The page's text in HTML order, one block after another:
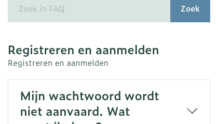
Zoek
Registreren en aanmelden
Registreren en aanmelden
Mijn wachtwoord wordt
niet aanvaard. Wat